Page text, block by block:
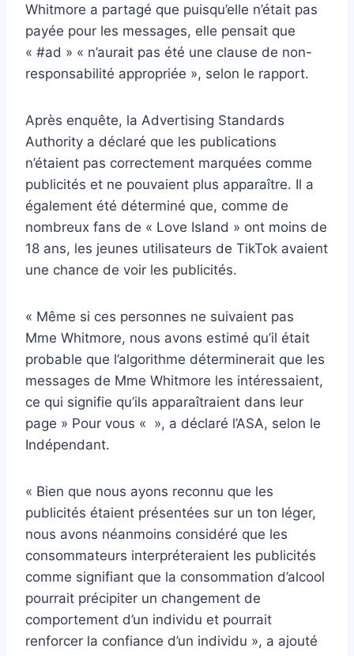
Whitmore a partagé que puisqu’elle n’était pas
payée pour les messages, elle pensait que
« #ad » « n’aurait pas été une clause de non-
responsabilité appropriée », selon le rapport.
Après enquête, la Advertising Standards
Authority a déclaré que les publications
n’étaient pas correctement marquées comme
publicités et ne pouvaient plus apparaître. Il a
également été déterminé que, comme de
nombreux fans de « Love Island » ont moins de
18 ans, les jeunes utilisateurs de TikTok avaient
une chance de voir les publicités.
« Même si ces personnes ne suivaient pas
Mme Whitmore, nous avons estimé qu’il était
probable que l’algorithme déterminerait que les
messages de Mme Whitmore les intéressaient,
ce qui signifie qu’ils apparaîtraient dans leur
page » Pour vous « », a déclaré l’ASA, selon le
Indépendant.
« Bien que nous ayons reconnu que les
publicités étaient présentées sur un ton léger,
nous avons néanmoins considéré que les
consommateurs interpréteraient les publicités
comme signifiant que la consommation d’alcool
pourrait précipiter un changement de
comportement d’un individu et pourrait
renforcer la confiance d’un individu », a ajouté